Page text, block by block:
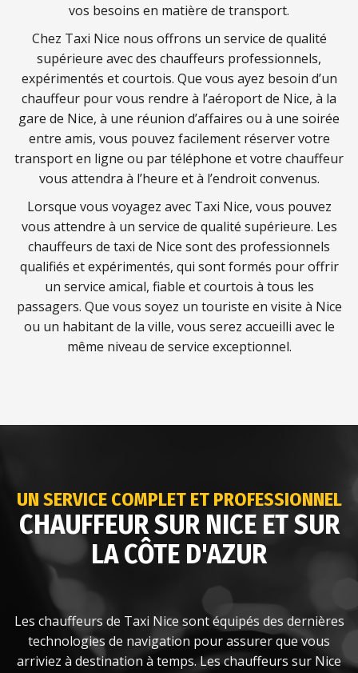
vos besoins en matière de transport.
Chez Taxi Nice nous offrons un service de qualité
supérieure avec des chauffeurs professionnels,
expérimentés et courtois. Que vous ayez besoin d’un
chauffeur pour vous rendre à l’aéroport de Nice, à la
gare de Nice, à une réunion d’affaires ou à une soirée
entre amis, vous pouvez facilement réserver votre
transport en ligne ou par téléphone et votre chauffeur
vous attendra à l’heure et à l’endroit convenus.
Lorsque vous voyagez avec Taxi Nice, vous pouvez
vous attendre à un service de qualité supérieure. Les
chauffeurs de taxi de Nice sont des professionnels
qualifiés et expérimentés, qui sont formés pour offrir
un service amical, fiable et courtois à tous les
passagers. Que vous soyez un touriste en visite à Nice
ou un habitant de la ville, vous serez accueilli avec le
même niveau de service exceptionnel.
UN SERVICE COMPLET ET PROFESSIONNEL
CHAUFFEUR SUR NICE ET SUR
LA CÔTE D'AZUR
Les chauffeurs de Taxi Nice sont équipés des dernières
technologies de navigation pour assurer que vous
arriviez à destination à temps. Les chauffeurs sur Nice